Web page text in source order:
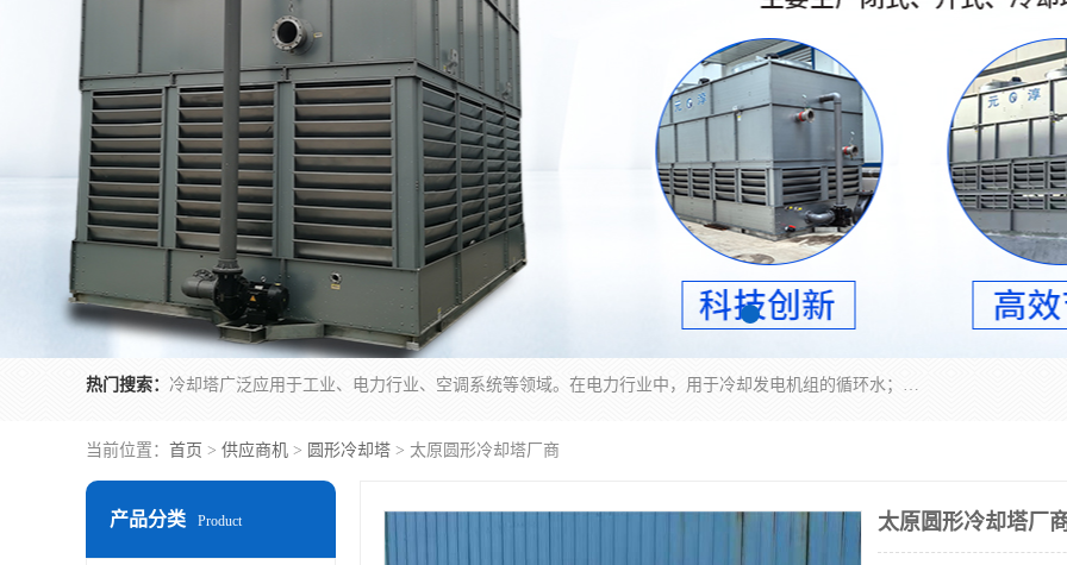
热门搜索： 冷却塔广泛应用于工业、电力行业、空调系统等领域。在电力行业中，用于冷却发电机组的循环水；在工业生产中，如化工、冶金等行业，可降低生产过程中产生的热量；在空调系统中，为空调设备提供冷却水源
当前位置： 首页 > 供应商机 > 圆形冷却塔 > 太原圆形冷却塔厂商
产品分类 Product 太原圆形冷却塔厂